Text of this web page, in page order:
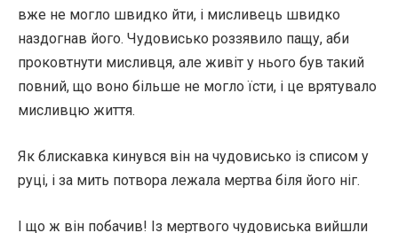
вже не могло швидко йти, і мисливець швидко
наздогнав його. Чудовисько роззявило пащу, аби
проковтнути мисливця, але живіт у нього був такий
повний, що воно більше не могло їсти, і це врятувало
мисливцю життя.
Як блискавка кинувся він на чудовисько із списом у
руці, і за мить потвора лежала мертва біля його ніг.
І що ж він побачив! Із мертвого чудовиська вийшли